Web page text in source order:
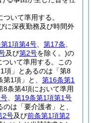
ついて準用する。
に深夜勤務及び時間外
1項第4号 第17条
及び第2号を除く。)の
いて準用する。
この
項」とあるのは「第8
1項」と、 第16条第1
8条第4項において準用
第19条第1項第1号
は「要介護者」と、
2号及び前条第1項第2